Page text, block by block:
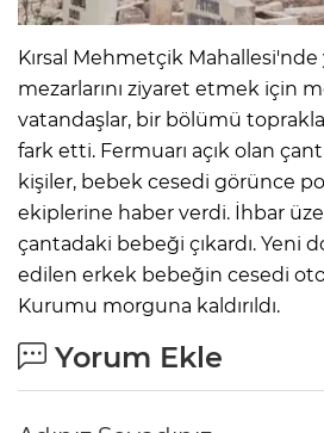
Kırsal Mehmetçik Mahallesi'nde
mezarlarını ziyaret etmek için
vatandaşlar, bir bölümü toprakla
fark etti. Fermuarı açık olan
kişiler, bebek cesedi görünce
ekiplerine haber verdi. İhbar
çantadaki bebeği çıkardı. Yeni
edilen erkek bebeğin cesedi
Kurumu morguna kaldırıldı.
Yorum Ekle